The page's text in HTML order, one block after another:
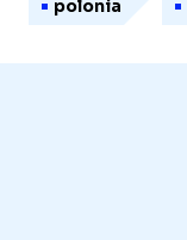
polonia